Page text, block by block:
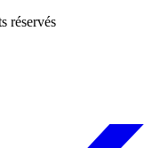
réservés